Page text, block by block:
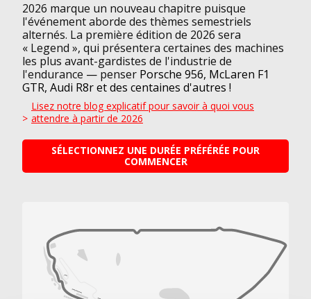
2026 marque un nouveau chapitre puisque
l'événement aborde des thèmes semestriels
alternés. La première édition de 2026 sera
« Legend », qui présentera certaines des machines
les plus avant-gardistes de l'industrie de
l'endurance — penser Porsche 956, McLaren F1
GTR, Audi R8r et des centaines d'autres !
Lisez notre blog explicatif pour savoir à quoi vous
attendre à partir de 2026
SÉLECTIONNEZ UNE DURÉE PRÉFÉRÉE POUR
COMMENCER